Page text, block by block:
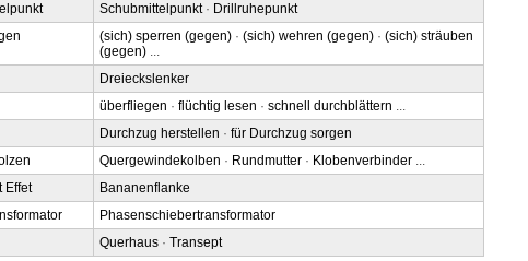
Schubmittelpunkt· Drillruhepunkt
(sich) sperren (gegen) · (sich) wehren (gegen) · (sich) sträuben
(gegen) ...
Dreieckslenker
überfliegen · flüchtig lesen · schnell durchblättern ...
Durchzug herstellen · für Durchzug sorgen
Quergewindekolben · Rundmutter · Klobenverbinder ...
Effet
Bananenflanke
Phasenschiebertransformator
Querhaus · Transept